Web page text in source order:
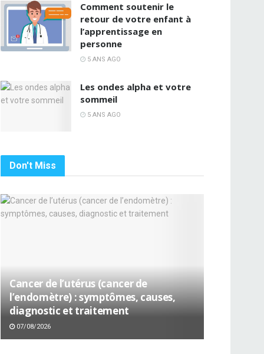
Comment soutenir le
retour de votre enfant à
l’apprentissage en
personne
5 ANS AGO
Les ondes alpha et votre
sommeil
5 ANS AGO
Don't Miss
Cancer de l’utérus (cancer de
l’endomètre) : symptômes, causes,
diagnostic et traitement
07/08/2026